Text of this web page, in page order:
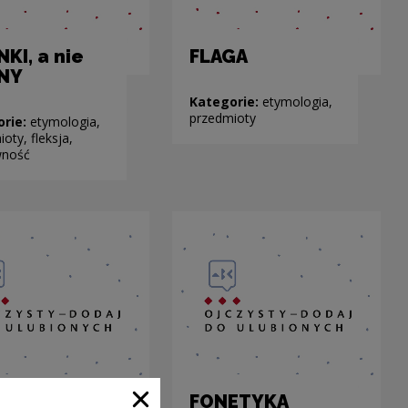
a nie
etymologia,
fleksja,
FLAGA
Kategorie: etymologia,
przedmioty
FONETYKA